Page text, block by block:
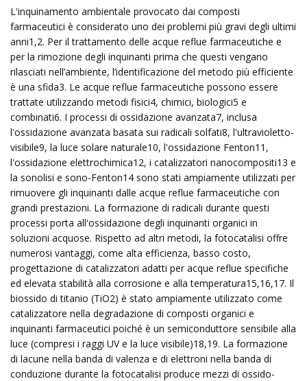
L'inquinamento ambientale provocato dai composti
farmaceutici è considerato uno dei problemi più gravi degli ultimi
anni1,2. Per il trattamento delle acque reflue farmaceutiche e
per la rimozione degli inquinanti prima che questi vengano
rilasciati nell’ambiente, l’identificazione del metodo più efficiente
è una sfida3. Le acque reflue farmaceutiche possono essere
trattate utilizzando metodi fisici4, chimici, biologici5 e
combinati6. I processi di ossidazione avanzata7, inclusa
l'ossidazione avanzata basata sui radicali solfati8, l'ultravioletto-
visibile9, la luce solare naturale10, l'ossidazione Fenton11,
l'ossidazione elettrochimica12, i catalizzatori nanocompositi13 e
la sonolisi e sono-Fenton14 sono stati ampiamente utilizzati per
rimuovere gli inquinanti dalle acque reflue farmaceutiche con
grandi prestazioni. La formazione di radicali durante questi
processi porta all'ossidazione degli inquinanti organici in
soluzioni acquose. Rispetto ad altri metodi, la fotocatalisi offre
numerosi vantaggi, come alta efficienza, basso costo,
progettazione di catalizzatori adatti per acque reflue specifiche
ed elevata stabilità alla corrosione e alla temperatura15,16,17. Il
biossido di titanio (TiO2) è stato ampiamente utilizzato come
catalizzatore nella degradazione di composti organici e
inquinanti farmaceutici poiché è un semiconduttore sensibile alla
luce (compresi i raggi UV e la luce visibile)18,19. La formazione
di lacune nella banda di valenza e di elettroni nella banda di
conduzione durante la fotocatalisi produce mezzi di ossido-